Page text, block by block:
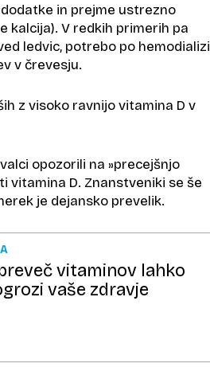
in prejme ustrezno
kalcija). V redkih primerih pa
ledvic, potrebo po hemodializi
v črevesju.
z visoko ravnijo vitamina D v
opozorili na »precejšnjo
vitamina D. Znanstveniki se še
je dejansko prevelik.
vitaminov lahko
vaše zdravje